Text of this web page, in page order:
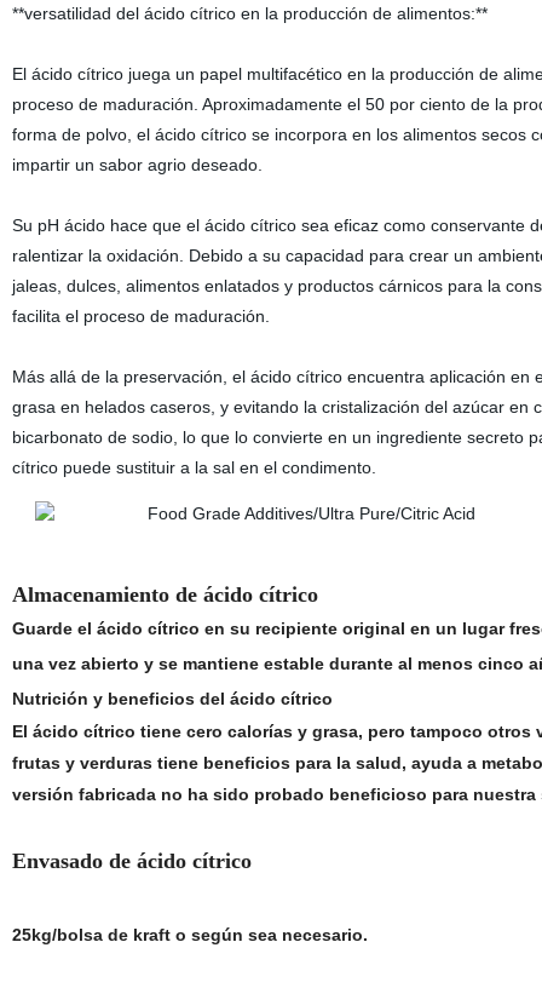
**versatilidad del ácido cítrico en la producción de alimentos:**
El ácido cítrico juega un papel multifacético en la producción de
proceso de maduración. Aproximadamente el 50 por ciento de la
forma de polvo, el ácido cítrico se incorpora en los alimentos secos
impartir un sabor agrio deseado.
Su pH ácido hace que el ácido cítrico sea eficaz como conservante
ralentizar la oxidación. Debido a su capacidad para crear un
jaleas, dulces, alimentos enlatados y productos cárnicos para la
facilita el proceso de maduración.
Más allá de la preservación, el ácido cítrico encuentra aplicación
grasa en helados caseros, y evitando la cristalización del azúcar
bicarbonato de sodio, lo que lo convierte en un ingrediente secreto
cítrico puede sustituir a la sal en el condimento.
Almacenamiento de ácido cítrico
Guarde el ácido cítrico en su recipiente original en un lugar
una vez abierto y se mantiene estable durante al menos cinco
Nutrición y beneficios del ácido cítrico
El ácido cítrico tiene cero calorías y grasa, pero tampoco
frutas y verduras tiene beneficios para la salud, ayuda a
versión fabricada no ha sido probado beneficioso para nuestra
Envasado de ácido cítrico
25kg/bolsa de kraft o según sea necesario.